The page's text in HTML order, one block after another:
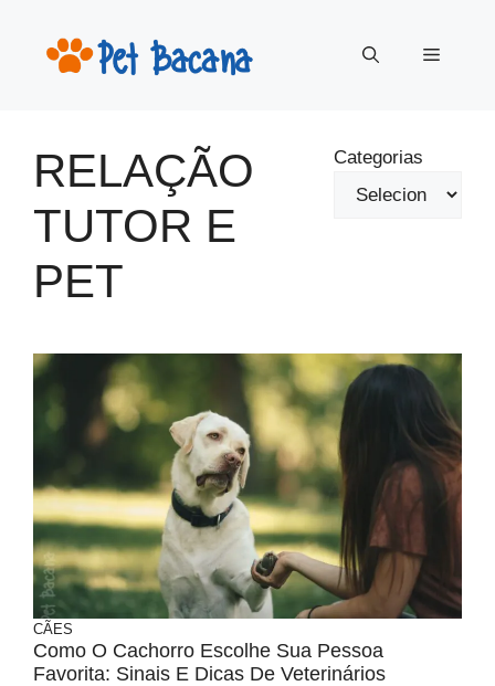
Menu
RELAÇÃO
TUTOR E
PET
Categorias
CÃES
Como O Cachorro Escolhe Sua Pessoa
Favorita: Sinais E Dicas De Veterinários